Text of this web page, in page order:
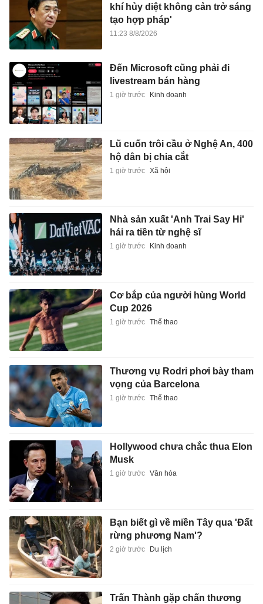
khí hủy diệt không cản trở sáng
tạo hợp pháp'
11:23 8/8/2026
Đến Microsoft cũng phải đi
livestream bán hàng
1 giờ trước Kinh doanh
Lũ cuốn trôi cầu ở Nghệ An, 400
hộ dân bị chia cắt
1 giờ trước Xã hội
Nhà sản xuất 'Anh Trai Say Hi'
hái ra tiền từ nghệ sĩ
1 giờ trước Kinh doanh
Cơ bắp của người hùng World
Cup 2026
1 giờ trước Thể thao
Thương vụ Rodri phơi bày tham
vọng của Barcelona
1 giờ trước Thể thao
Hollywood chưa chắc thua Elon
Musk
1 giờ trước Văn hóa
Bạn biết gì về miền Tây qua 'Đất
rừng phương Nam'?
2 giờ trước Du lịch
Trấn Thành gặp chấn thương